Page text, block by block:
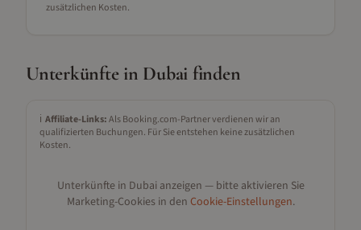
zusätzlichen Kosten.
Unterkünfte in Dubai finden
ℹ️ Affiliate-Links:Als Booking.com-Partner verdienen wir an
qualifizierten Buchungen. Für Sie entstehen keine zusätzlichen
Kosten.
Unterkünfte in Dubai anzeigen — bitte aktivieren Sie
Marketing-Cookies in den Cookie-Einstellungen.